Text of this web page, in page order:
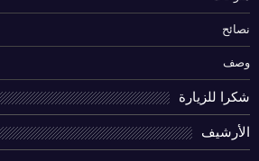
نصائح
وصف
شكرا للزيارة
الأرشيف